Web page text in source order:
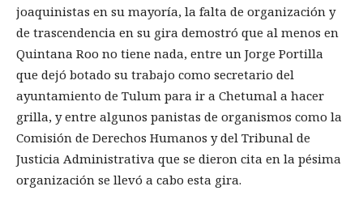
joaquinistas en su mayoría, la falta de organización y
de trascendencia en su gira demostró que al menos en
Quintana Roo no tiene nada, entre un Jorge Portilla
que dejó botado su trabajo como secretario del
ayuntamiento de Tulum para ir a Chetumal a hacer
grilla, y entre algunos panistas de organismos como la
Comisión de Derechos Humanos y del Tribunal de
Justicia Administrativa que se dieron cita en la pésima
organización se llevó a cabo esta gira.